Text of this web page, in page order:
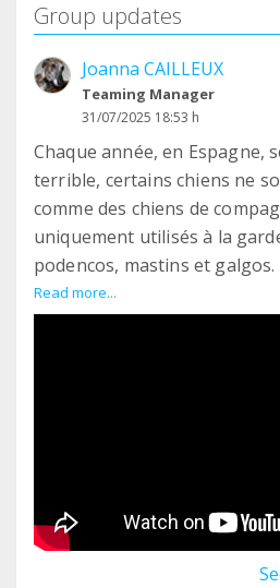
Group updates
Joanna CAILLEUX
Teaming Manager
31/07/2025 18:53 h
Chaque année, en Espagne,
terrible, certains chiens ne
comme des chiens de
uniquement utilisés à la
podencos, mastins et galgos.
Chaque année, des milliers
sacrifiés au nom d'une
Read more...